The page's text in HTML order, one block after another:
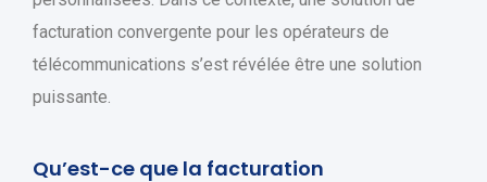
facturation convergente pour les opérateurs de
télécommunications s’est révélée être une solution
puissante.
Qu’est-ce que la facturation